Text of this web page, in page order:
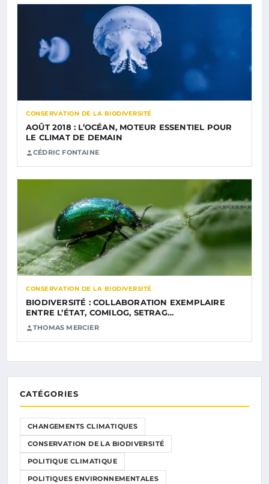
CONSERVATION DE LA BIODIVERSITÉ
AOÛT 2018 : L’OCÉAN, MOTEUR ESSENTIEL POUR
LE CLIMAT DE DEMAIN
CÉDRIC FONTAINE
CONSERVATION DE LA BIODIVERSITÉ
BIODIVERSITÉ : COLLABORATION EXEMPLAIRE
ENTRE L’ÉTAT, COMILOG, SETRAG…
THOMAS MERCIER
CATÉGORIES
CHANGEMENTS CLIMATIQUES
CONSERVATION DE LA BIODIVERSITÉ
POLITIQUE CLIMATIQUE
POLITIQUES ENVIRONNEMENTALES